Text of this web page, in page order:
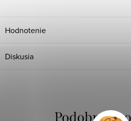
Hodnotenie
Diskusia